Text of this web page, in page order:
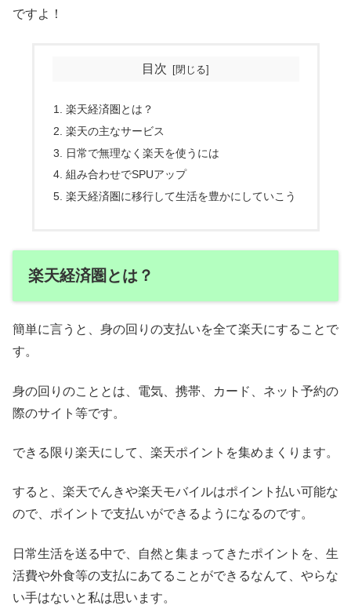
ですよ！
目次
楽天経済圏とは？
楽天の主なサービス
日常で無理なく楽天を使うには
組み合わせでSPUアップ
楽天経済圏に移行して生活を豊かにしていこう
楽天経済圏とは？
簡単に言うと、身の回りの支払いを全て楽天にすることで
す。
身の回りのこととは、電気、携帯、カード、ネット予約の
際のサイト等です。
できる限り楽天にして、楽天ポイントを集めまくります。
すると、楽天でんきや楽天モバイルはポイント払い可能な
ので、ポイントで支払いができるようになるのです。
日常生活を送る中で、自然と集まってきたポイントを、生
活費や外食等の支払にあてることができるなんて、やらな
い手はないと私は思います。